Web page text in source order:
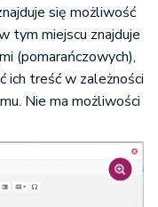
się możliwość
tym miejscu znajduje
(pomarańczowych),
ich treść w zależności
Nie ma możliwości